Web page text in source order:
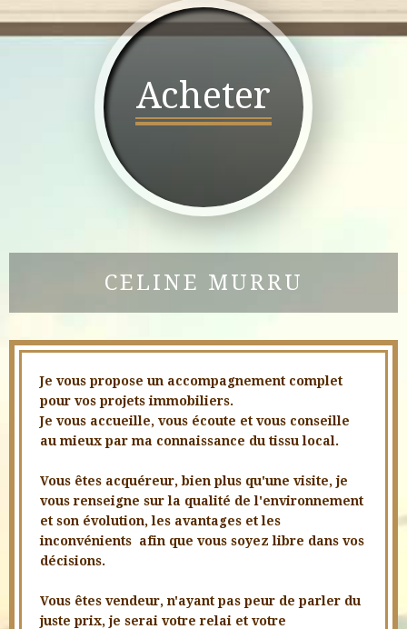
Acheter
CELINE MURRU
Je vous propose un accompagnement complet
pour vos projets immobiliers.
Je vous accueille, vous écoute et vous conseille
au mieux par ma connaissance du tissu local.
Vous êtes acquéreur, bien plus qu'une visite, je
vous renseigne sur la qualité de l'environnement
et son évolution, les avantages et les
inconvénients afin que vous soyez libre dans vos
décisions.
Vous êtes vendeur, n'ayant pas peur de parler du
juste prix, je serai votre relai et votre